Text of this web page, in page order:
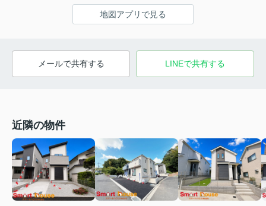
地図アプリで見る
メールで共有する LINEで共有する
近隣の物件